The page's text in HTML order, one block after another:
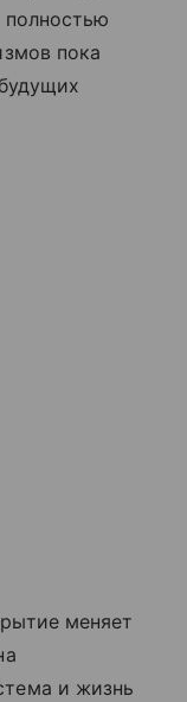
пока
меняет
и жизнь